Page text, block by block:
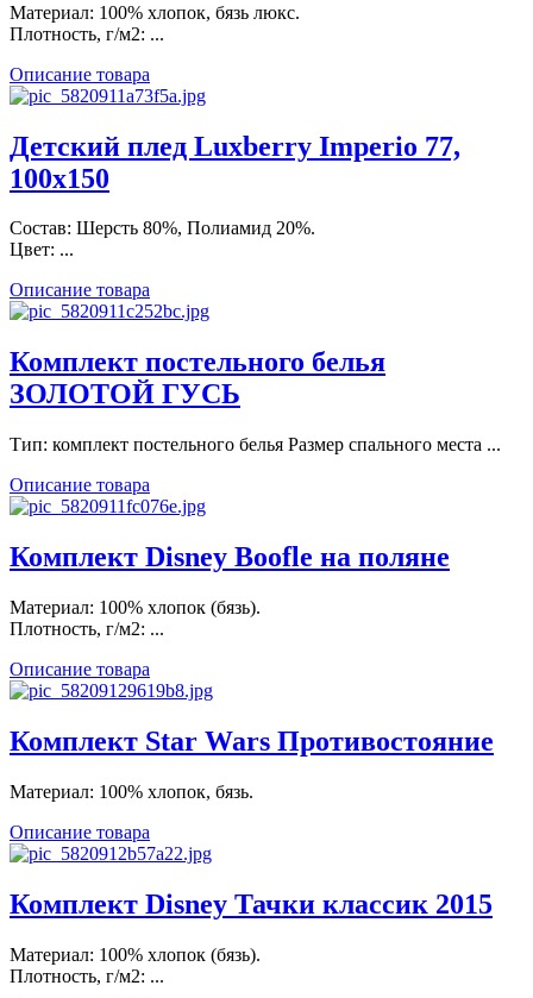
Материал: 100% хлопок, бязь люкс.
Плотность, г/м2: ...
Описание товара
Детский плед Luxberry Imperio 77,
100х150
Состав: Шерсть 80%, Полиамид 20%.
Цвет: ...
Описание товара
Комплект постельного белья
ЗОЛОТОЙ ГУСЬ
Тип: комплект постельного белья Размер спального места ...
Описание товара
Комплект Disney Boofle на поляне
Материал: 100% хлопок (бязь).
Плотность, г/м2: ...
Описание товара
Комплект Star Wars Противостояние
Материал: 100% хлопок, бязь.
Описание товара
Комплект Disney Тачки классик 2015
Материал: 100% хлопок (бязь).
Плотность, г/м2: ...